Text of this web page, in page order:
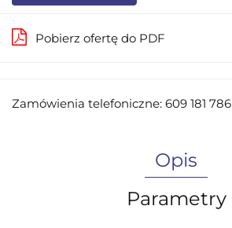
Pobierz ofertę do PDF
Zamówienia telefoniczne: 609 181 786
Opis
Parametry